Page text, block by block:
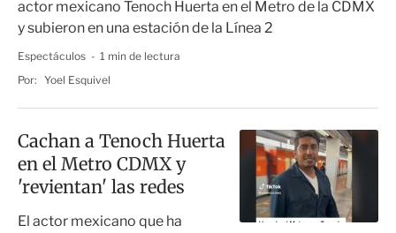
actor mexicano Tenoch Huerta en el Metro de la CDMX
y subieron en una estación de la Línea 2
Espectáculos
1 min de lectura
Por: Yoel Esquivel
Cachan a Tenoch Huerta
en el Metro CDMX y
'revientan' las redes
El actor mexicano que ha